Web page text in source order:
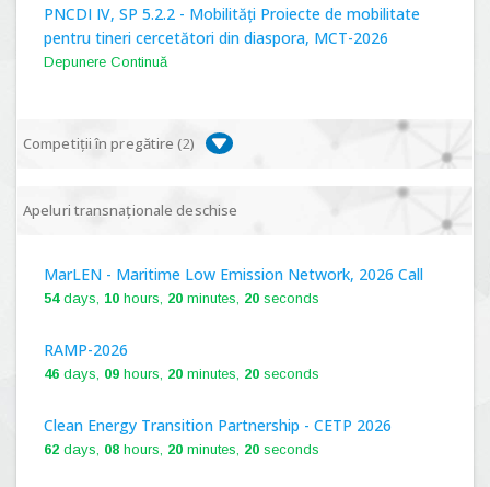
PNCDI IV, SP 5.2.2 - Mobilități Proiecte de mobilitate
pentru tineri cercetători din diaspora, MCT-2026
Depunere Continuă
Competiții în pregătire (2)
PNCDI IV, P 5.1 - Proiecte Complexe de Cercetare de
PNCDI IV, SP 5.6.1 - Provocări - Schimbare, PPS2024
Apeluri transnaționale deschise
MarLEN - Maritime Low Emission Network, 2026 Call
54days, 10 hours, 20 minutes, 19 seconds
RAMP-2026
46 days, 09 hours, 20 minutes, 19 seconds
Clean Energy Transition Partnership - CETP 2026
62 days, 08 hours, 20 minutes, 19 seconds